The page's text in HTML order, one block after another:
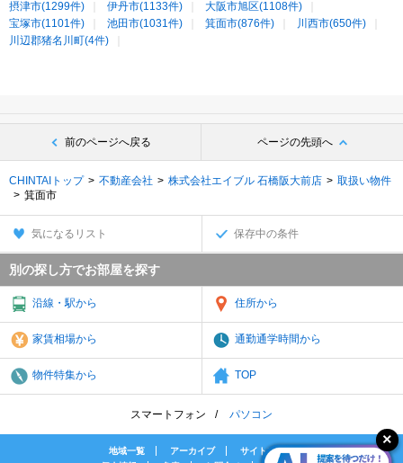
摂津市(1299件)
伊丹市(1133件)
大阪市旭区(1108件)
宝塚市(1101件)
池田市(1031件) 箕面市(876件)
川西市(650件)
川辺郡猪名川町(4件)
前のページへ戻る ページの先頭へ
CHINTAIトップ 不動産会社 株式会社エイブル 石橋阪大前店
取扱い物件
箕面市
気になるリスト 保存中の条件
別の探し方でお部屋を探す
沿線・駅から 住所から
家賃相場から 通勤通学時間から
物件特集から TOP
スマートフォン パソコン
地域一覧 アーカイブ
サイトマップ